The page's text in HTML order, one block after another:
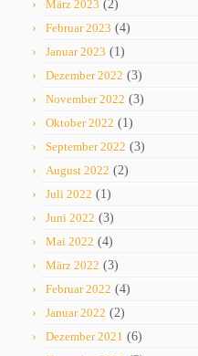
März 2023 (2)
Februar 2023 (4)
Januar 2023 (1)
Dezember 2022 (3)
November 2022 (3)
Oktober 2022 (1)
September 2022 (3)
August 2022 (2)
Juli 2022 (1)
Juni 2022 (3)
Mai 2022 (4)
März 2022 (3)
Februar 2022 (4)
Januar 2022 (2)
Dezember 2021 (6)